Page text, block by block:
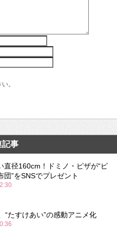
。
記事
直径160cm！ドミノ・ピザが“ピ
団”をSNSでプレゼント
“たすけあい”の感動アニメ化